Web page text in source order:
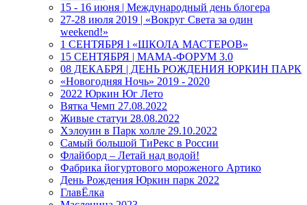
15 - 16 июня | Международный день блогера
27-28 июля 2019 | «Вокруг Света за один
weekend!»
1 СЕНТЯБРЯ l «ШКОЛА МАСТЕРОВ»
15 СЕНТЯБРЯ | МАМА-ФОРУМ 3.0
08 ДЕКАБРЯ | ДЕНЬ РОЖДЕНИЯ ЮРКИН ПАРК
«Новогодняя Ночь» 2019 - 2020
2022 Юркин Юг Лето
Вятка Чемп 27.08.2022
Живые статуи 28.08.2022
Хэлоуин в Парк холле 29.10.2022
Самый большой ТиРекс в России
Флайборд – Летай над водой!
Фабрика йогуртового мороженого Артико
День Рождения Юркин парк 2022
ГлавЁлка